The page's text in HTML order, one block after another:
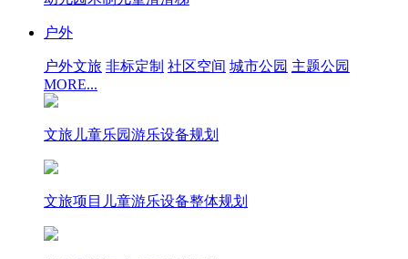
户外
户外文旅 非标定制 社区空间 城市公园 主题公园
MORE...
文旅儿童乐园游乐设备规划
文旅项目儿童游乐设备整体规划